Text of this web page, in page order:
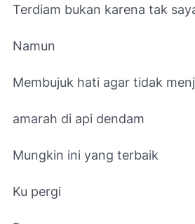
Terdiam bukan karena tak
Namun
Membujuk hati agar tidak
amarah di api dendam
Mungkin ini yang terbaik
Ku pergi